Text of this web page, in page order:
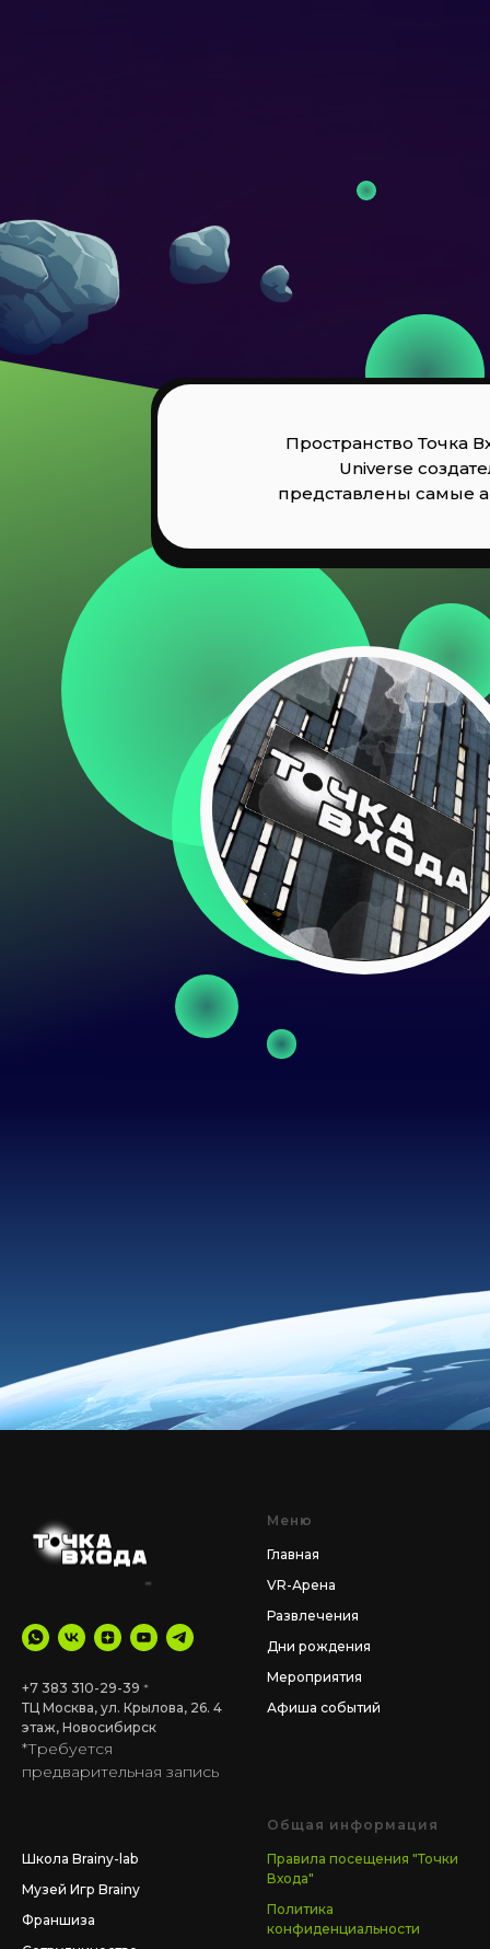
Пространство Точка
Universe
представлены самые
+7 383 310-29-39 *
ТЦ Москва, ул. Крылова, 26. 4
этаж, Новосибирск
*Требуется
предварительная запись
Меню
Главная
VR-Арена
Развлечения
Дни рождения
Мероприятия
Афиша событий
Школа Brainy-lab
Музей Игр Brainy
Франшиза
Общая информация
Правила посещения "Точки
Входа"
Политика
конфиденциальности